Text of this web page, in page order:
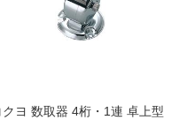
クヨ 数取器 4桁・1連 卓上型